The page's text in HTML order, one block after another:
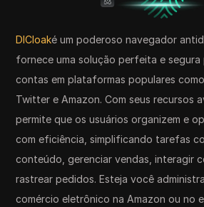
DICloaké um poderoso navegador
fornece uma solução perfeita e segura
contas em plataformas populares
Twitter e Amazon. Com seus recursos
permite que os usuários organizem e
com eficiência, simplificando tarefas
conteúdo, gerenciar vendas, interagir
rastrear pedidos. Esteja você
comércio eletrônico na Amazon ou no